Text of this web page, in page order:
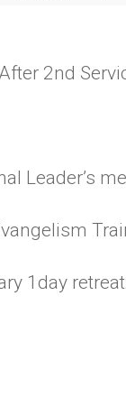
2nd
Leader’s
1day